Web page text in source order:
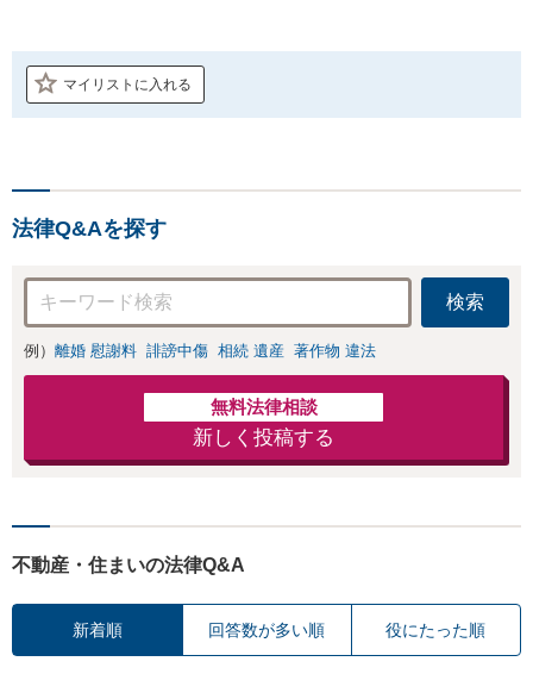
マイリストに入れる
法律Q&Aを探す
検索
例） 離婚 慰謝料 誹謗中傷 相続 遺産 著作物 違法
無料法律相談
新しく投稿する
不動産・住まいの法律Q&A
新着順 回答数が多い順 役にたった順